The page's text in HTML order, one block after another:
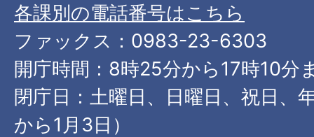
各課別の電話番号はこちら
ファックス：0983-23-6303
開庁時間：8時25分から17時10分
閉庁日：土曜日、日曜日、祝日、
から1月3日）